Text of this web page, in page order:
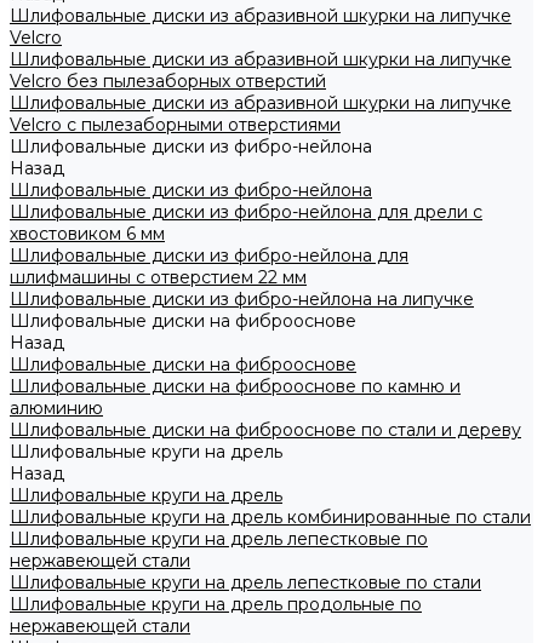
Шлифовальные диски из абразивной шкурки на липучке
Velcro
Шлифовальные диски из абразивной шкурки на липучке
Velcro без пылезаборных отверстий
Шлифовальные диски из абразивной шкурки на липучке
Velcro с пылезаборными отверстиями
Шлифовальные диски из фибро-нейлона
Назад
Шлифовальные диски из фибро-нейлона
Шлифовальные диски из фибро-нейлона для дрели с
хвостовиком 6 мм
Шлифовальные диски из фибро-нейлона для
шлифмашины с отверстием 22 мм
Шлифовальные диски из фибро-нейлона на липучке
Шлифовальные диски на фиброоснове
Назад
Шлифовальные диски на фиброоснове
Шлифовальные диски на фиброоснове по камню и
алюминию
Шлифовальные диски на фиброоснове по стали и дереву
Шлифовальные круги на дрель
Назад
Шлифовальные круги на дрель
Шлифовальные круги на дрель комбинированные по стали
Шлифовальные круги на дрель лепестковые по
нержавеющей стали
Шлифовальные круги на дрель лепестковые по стали
Шлифовальные круги на дрель продольные по
нержавеющей стали